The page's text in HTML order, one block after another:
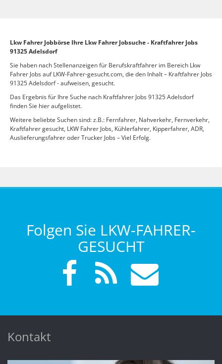
Lkw Fahrer Jobbörse Ihre Lkw Fahrer Jobsuche - Kraftfahrer Jobs
91325 Adelsdorf
Sie haben nach Stellenanzeigen für Berufskraftfahrer im Bereich Lkw
Fahrer Jobs auf LKW-Fahrer-gesucht.com, die den Inhalt – Kraftfahrer Jobs
91325 Adelsdorf - aufweisen, gesucht.
Das Ergebnis für Ihre Suche nach Kraftfahrer Jobs 91325 Adelsdorf
finden Sie hier aufgelistet.
Weitere beliebte Suchen sind: z.B.: Fernfahrer, Nahverkehr, Fernverkehr,
Kraftfahrer gesucht, LKW Fahrer Jobs, Kühlerfahrer, Kipperfahrer, ADR,
Auslieferungsfahrer oder Trucker Jobs – Viel Erfolg.
Folgen Sie LKW-FAHRER-
GESUCHT
Kontakt